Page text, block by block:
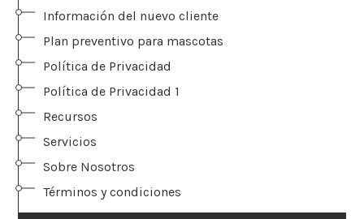
Información del nuevo cliente
Plan preventivo para mascotas
Política de Privacidad
Política de Privacidad 1
Recursos
Servicios
Sobre Nosotros
Términos y condiciones